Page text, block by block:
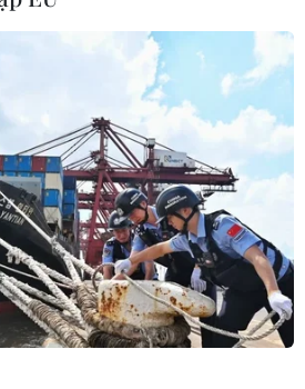
giá cao cơ hội trở
ông Scholz
là đảng giành được nhiều
trước tiên thành lập liên minh
rõ ràng có cơ hội tốt nhất để